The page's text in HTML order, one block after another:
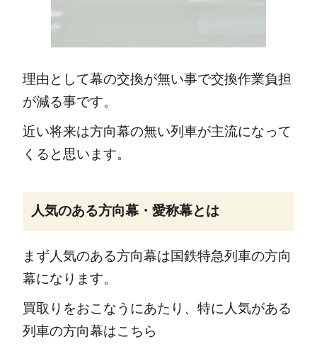
理由として幕の交換が無い事で交換作業負担
が減る事です。
近い将来は方向幕の無い列車が主流になって
くると思います。
人気のある方向幕・愛称幕とは
まず人気のある方向幕は国鉄特急列車の方向
幕になります。
買取りをおこなうにあたり、特に人気がある
列車の方向幕はこちら